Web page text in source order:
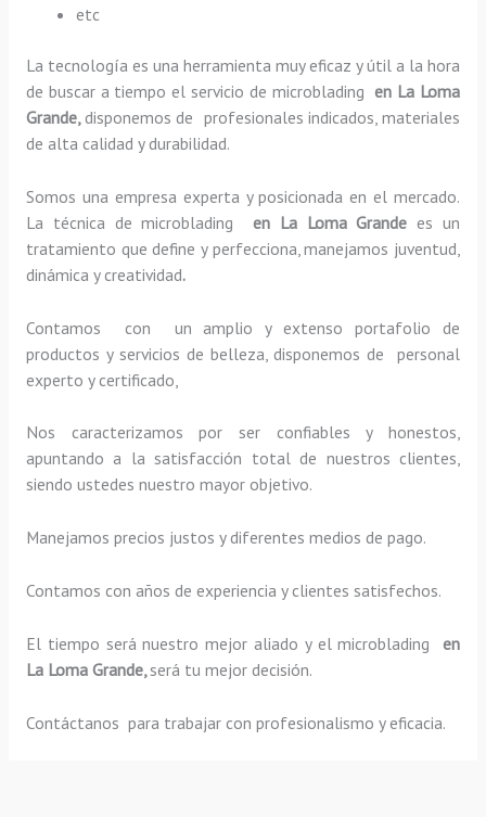
etc
La tecnología es una herramienta muy eficaz y útil a la hora
de buscar a tiempo el servicio de microblading en La Loma
Grande,disponemos de profesionales indicados, materiales
de alta calidad y durabilidad.
Somos una empresa experta y posicionada en el mercado.
La técnica de microblading en La Loma Grande es un
tratamiento que define y perfecciona, manejamos juventud,
dinámica y creatividad.
Contamos con un amplio y extenso portafolio de
productos y servicios de belleza, disponemos de personal
experto y certificado,
Nos caracterizamos por ser confiables y honestos,
apuntando a la satisfacción total de nuestros clientes,
siendo ustedes nuestro mayor objetivo.
Manejamos precios justos y diferentes medios de pago.
Contamos con años de experiencia y clientes satisfechos.
El tiempo será nuestro mejor aliado y elmicroblading en
La Loma Grande, será tu mejor decisión.
Contáctanos para trabajar con profesionalismo y eficacia.